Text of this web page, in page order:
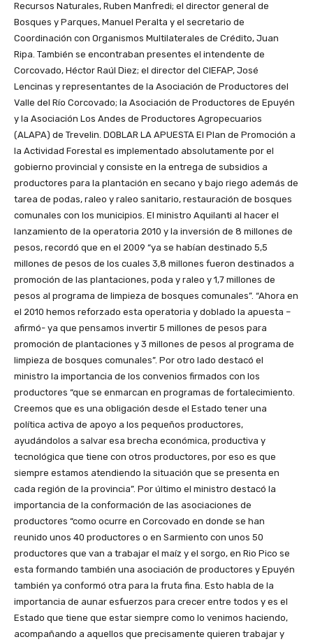
Recursos Naturales, Ruben Manfredi; el director general de
Bosques y Parques, Manuel Peralta y el secretario de
Coordinación con Organismos Multilaterales de Crédito, Juan
Ripa. También se encontraban presentes el intendente de
Corcovado, Héctor Raúl Diez; el director del CIEFAP, José
Lencinas y representantes de la Asociación de Productores del
Valle del Río Corcovado; la Asociación de Productores de Epuyén
y la Asociación Los Andes de Productores Agropecuarios
(ALAPA) de Trevelin. DOBLAR LA APUESTA El Plan de Promoción a
la Actividad Forestal es implementado absolutamente por el
gobierno provincial y consiste en la entrega de subsidios a
productores para la plantación en secano y bajo riego además de
tarea de podas, raleo y raleo sanitario, restauración de bosques
comunales con los municipios. El ministro Aquilanti al hacer el
lanzamiento de la operatoria 2010 y la inversión de 8 millones de
pesos, recordó que en el 2009 “ya se habían destinado 5,5
millones de pesos de los cuales 3,8 millones fueron destinados a
promoción de las plantaciones, poda y raleo y 1,7 millones de
pesos al programa de limpieza de bosques comunales”. “Ahora en
el 2010 hemos reforzado esta operatoria y doblado la apuesta –
afirmó- ya que pensamos invertir 5 millones de pesos para
promoción de plantaciones y 3 millones de pesos al programa de
limpieza de bosques comunales”. Por otro lado destacó el
ministro la importancia de los convenios firmados con los
productores “que se enmarcan en programas de fortalecimiento.
Creemos que es una obligación desde el Estado tener una
política activa de apoyo a los pequeños productores,
ayudándolos a salvar esa brecha económica, productiva y
tecnológica que tiene con otros productores, por eso es que
siempre estamos atendiendo la situación que se presenta en
cada región de la provincia”. Por último el ministro destacó la
importancia de la conformación de las asociaciones de
productores “como ocurre en Corcovado en donde se han
reunido unos 40 productores o en Sarmiento con unos 50
productores que van a trabajar el maíz y el sorgo, en Rio Pico se
esta formando también una asociación de productores y Epuyén
también ya conformó otra para la fruta fina. Esto habla de la
importancia de aunar esfuerzos para crecer entre todos y es el
Estado que tiene que estar siempre como lo venimos haciendo,
acompañando a aquellos que precisamente quieren trabajar y